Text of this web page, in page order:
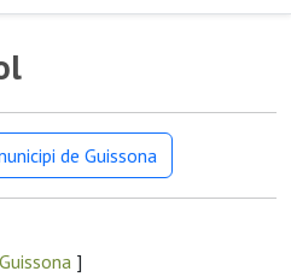
de Guissona
]